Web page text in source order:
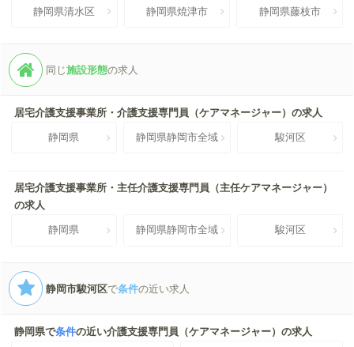
静岡県清水区 静岡県焼津市 静岡県藤枝市
同じ施設形態の求人
居宅介護支援事業所・介護支援専門員（ケアマネージャー）の求人
静岡県 静岡県静岡市全域 駿河区
居宅介護支援事業所・主任介護支援専門員（主任ケアマネージャー）
の求人
静岡県 静岡県静岡市全域 駿河区
静岡市駿河区で条件の近い求人
静岡県で条件の近い介護支援専門員（ケアマネージャー）の求人